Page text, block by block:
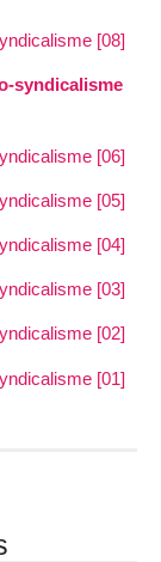
[08]
syndicalisme
[06]
[05]
[04]
[03]
[02]
[01]